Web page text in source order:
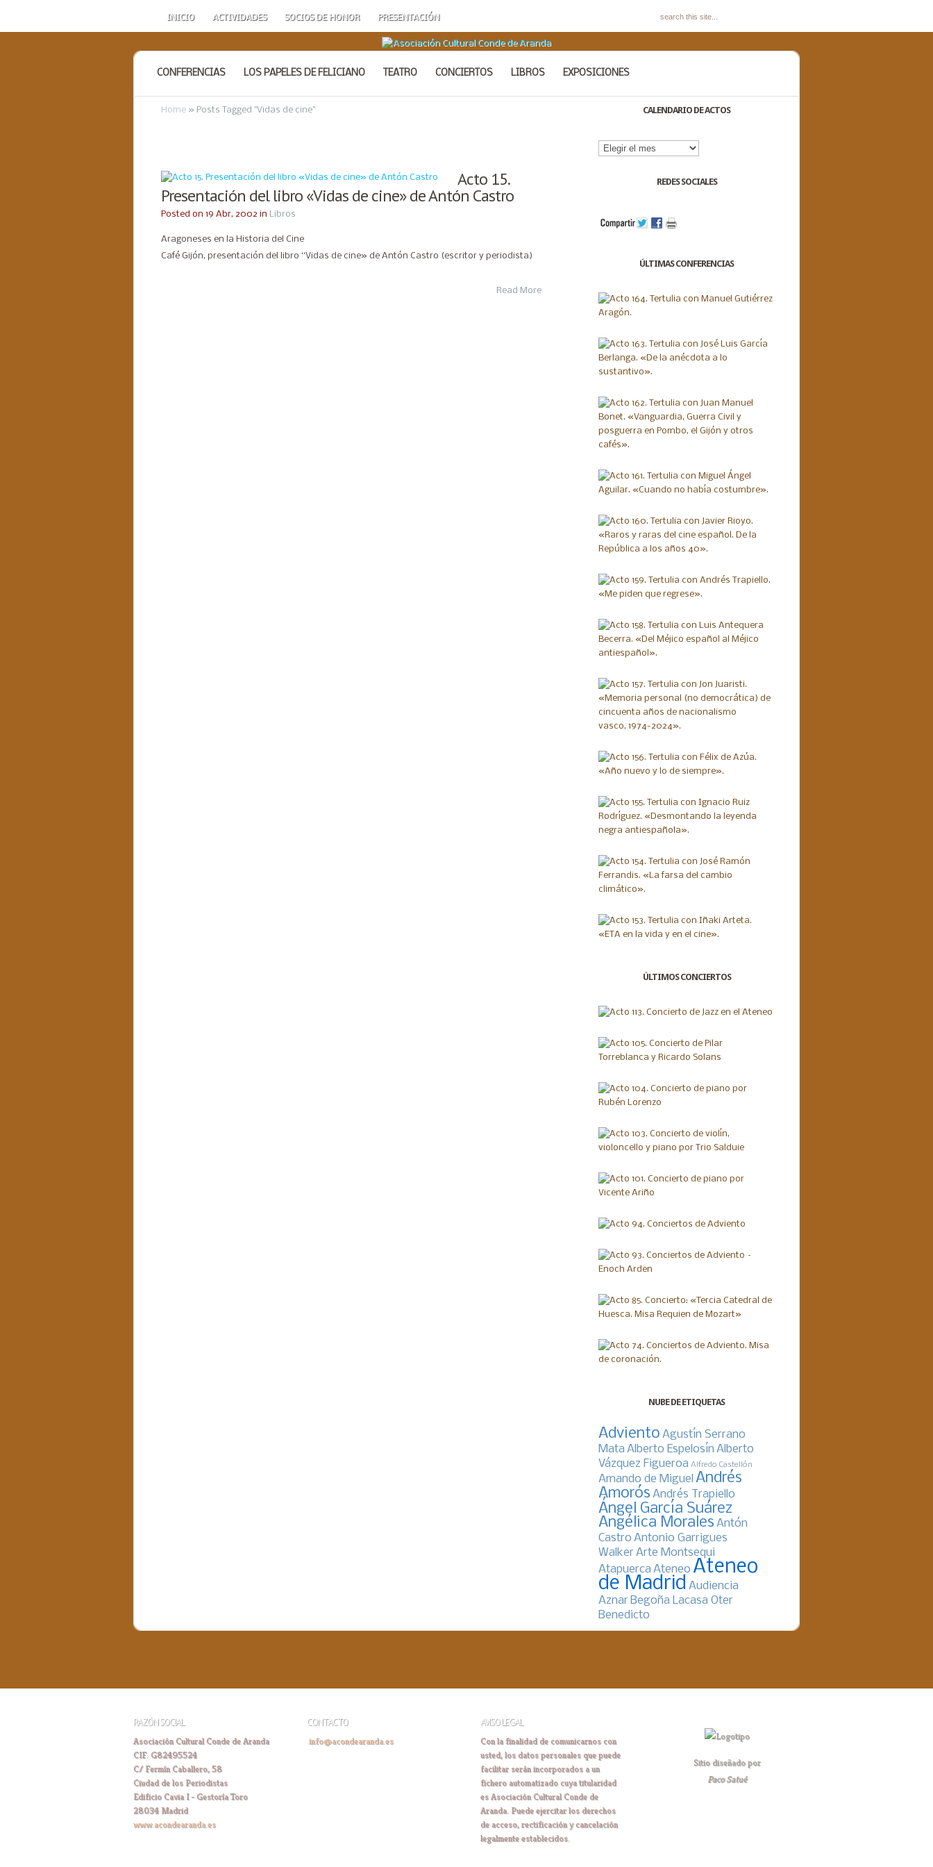
INICIO ACTIVIDADES SOCIOS DE HONOR PRESENTACIÓN
CONFERENCIAS LOS PAPELES DE FELICIANO TEATRO CONCIERTOS LIBROS EXPOSICIONES
Home » Posts Tagged "Vidas de cine"
Acto 15.
Presentación del libro «Vidas de cine» de Antón Castro
Posted on 19 Abr, 2002 in Libros
Aragoneses en la Historia del Cine
Café Gijón, presentación del libro “Vidas de cine» de Antón Castro (escritor y periodista)
Read More
CALENDARIO DE ACTOS
Calendario
de
REDES SOCIALES
ÚLTIMAS CONFERENCIAS
ÚLTIMOS CONCIERTOS
NUBE DE ETIQUETAS
Adviento Agustín Serrano
Mata Alberto Espelosín Alberto
Vázquez Figueroa Alfredo Castellón
Amando de Miguel Andrés
Amorós Andrés Trapiello
Ángel García Suárez
Angélica Morales Antón
Castro Antonio Garrigues
Walker Arte Montsequi
Atapuerca Ateneo Ateneo
de Madrid Audiencia
Aznar Begoña Lacasa Oter
Benedicto
RAZÓN SOCIAL
Asociación Cultural Conde de Aranda
CIF: G82495524
C/ Fermín Caballero, 58
Ciudad de los Periodistas
Edificio Cavia I - Gestoría Toro
28034 Madrid
www.acondearanda.es
CONTACTO
info@acondearanda.es
AVISO LEGAL
Con la finalidad de comunicarnos con
usted, los datos personales que puede
facilitar serán incorporados a un
fichero automatizado cuya titularidad
es Asociación Cultural Conde de
Aranda. Puede ejercitar los derechos
de acceso, rectificación y cancelación
legalmente establecidos.
Sitio diseñado por
Paco Satué